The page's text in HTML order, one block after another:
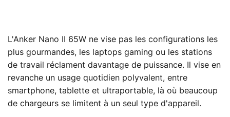
L'Anker Nano II 65W ne vise pas les configurations les
plus gourmandes, les laptops gaming ou les stations
de travail réclament davantage de puissance. Il vise en
revanche un usage quotidien polyvalent, entre
smartphone, tablette et ultraportable, là où beaucoup
de chargeurs se limitent à un seul type d'appareil.